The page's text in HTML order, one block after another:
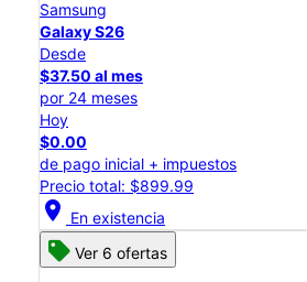
Samsung
Galaxy S26
Desde
$37.50 al mes
por 24 meses
Hoy
$0.00
de pago inicial + impuestos
Precio total: $899.99
location_on En existencia
Ver 6 ofertas